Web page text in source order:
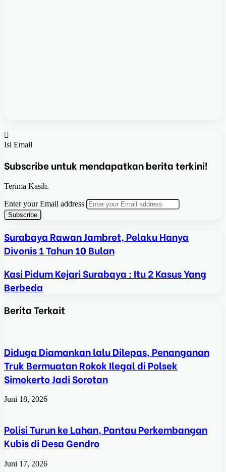
Isi Email
Subscribe untuk mendapatkan berita terkini!
Terima Kasih.
Enter your Email address
Surabaya Rawan Jambret, Pelaku Hanya
Divonis 1 Tahun 10 Bulan
Kasi Pidum Kejari Surabaya : Itu 2 Kasus Yang
Berbeda
Berita Terkait
Diduga Diamankan lalu Dilepas, Penanganan
Truk Bermuatan Rokok Ilegal di Polsek
Simokerto Jadi Sorotan
Juni 18, 2026
Polisi Turun ke Lahan, Pantau Perkembangan
Kubis di Desa Gendro
Juni 17, 2026